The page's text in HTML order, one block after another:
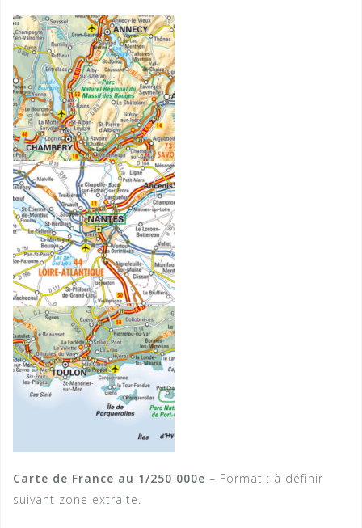
Carte de France au 1/250 000e – Format : à définir
suivant zone extraite.